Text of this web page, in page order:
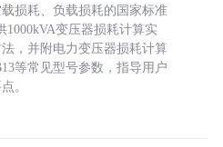
损耗、负载损耗的国家标准
1000kVA变压器损耗计算实
，并附电力变压器损耗计算
等常见型号参数，指导用户
。